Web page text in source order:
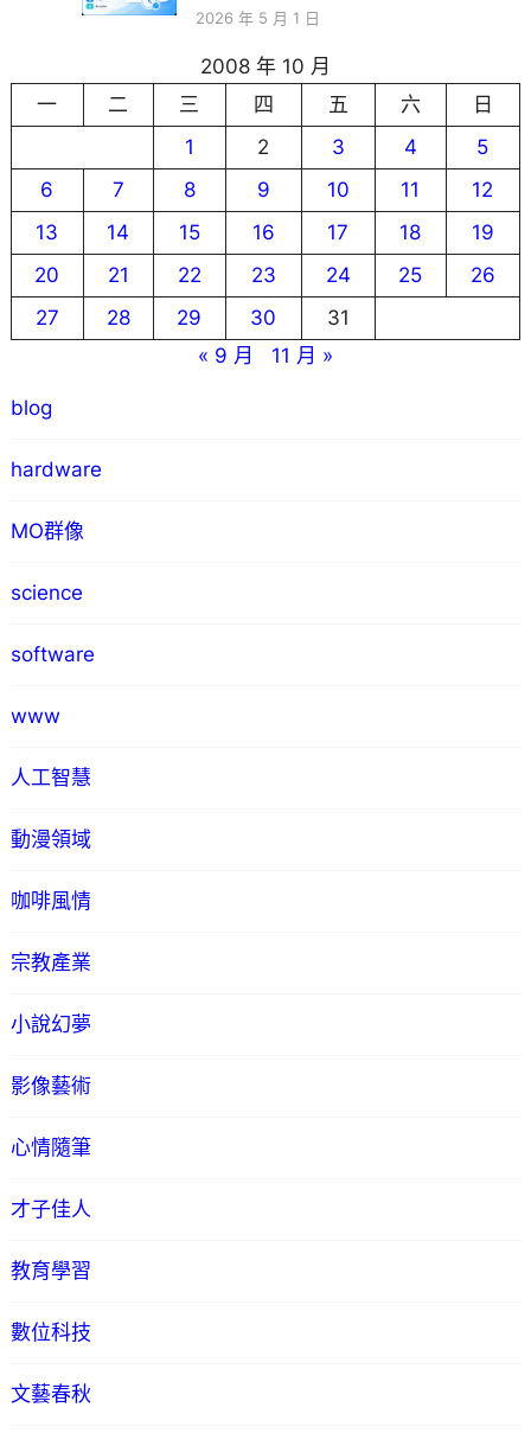
2026 年 5 月 1 日
2008 年 10 月
一
二 三 四 五 六
日
1
2 3 4
5
6
7 8 9 10 11
12
13
14 15 16 17 18
19
20
21 22 23 24 25
26
27
28 29 30
31
« 9 月
11 月 »
blog
hardware
MO群像
science
software
www
人工智慧
動漫領域
咖啡風情
宗教產業
小說幻夢
影像藝術
心情隨筆
才子佳人
教育學習
數位科技
文藝春秋